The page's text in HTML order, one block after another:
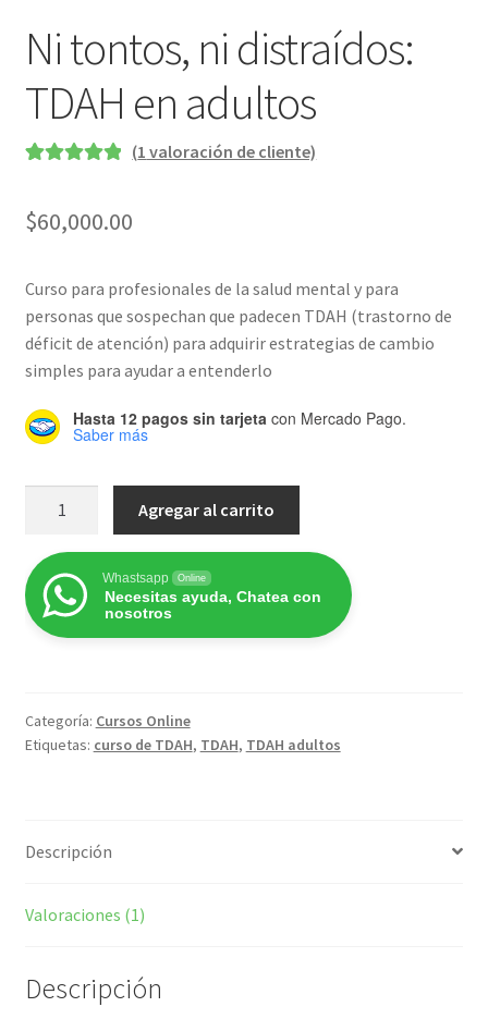
Ni tontos, ni distraídos:
TDAH en adultos
basado en
de cliente
(1 valoración de cliente)
$60,000.00
Curso para profesionales de la salud mental y para
personas que sospechan que padecen TDAH (trastorno de
déficit de atención) para adquirir estrategias de cambio
simples para ayudar a entenderlo
Hasta 12 pagos sin tarjeta con Mercado Pago.
Saber más
distraídos:
TDAH
en
Agregar al carrito
Whastsapp Online
Necesitas ayuda, Chatea con
nosotros
Categoría: Cursos Online
Etiquetas: curso de TDAH, TDAH, TDAH adultos
Descripción
Valoraciones (1)
Descripción